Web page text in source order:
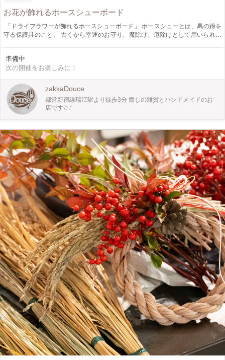
お花が飾れるホースシューボード
⁡ 「ドライフラワーが飾れるホースシューボード」 ホースシューとは、馬の蹄を
守る保護具のこと。 古くから幸運のお守り、魔除け、厄除けとして用いられて
❁⃘*.ﾟ ウェルカムボードとして玄関に飾ったり お部屋のインテリアとしても◎ ボ
ードのお色(ブラウンorナチュラル)をメッセージにてご連絡ください。
準備中
次の開催をお楽しみに！
zakkaDouce
都営新宿線瑞江駅より徒歩3分 癒しの雑貨とハンドメイドのお
店です✩.*